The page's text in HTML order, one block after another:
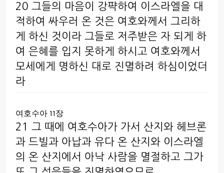
20 그들의 마음이 강퍅하여 이스라엘을 대
적하여 싸우러 온 것은 여호와께서 그리하
게 하신 것이라 그들로 저주받은 자 되게 하
여 은혜를 입지 못하게 하시고 여호와께서
모세에게 명하신 대로 진멸하려 하심이었더
라
여호수아 11장
21 그 때에 여호수아가 가서 산지와 헤브론
과 드빌과 아납과 유다 온 산지와 이스라엘
의 온 산지에서 아낙 사람을 멸절하고 그가